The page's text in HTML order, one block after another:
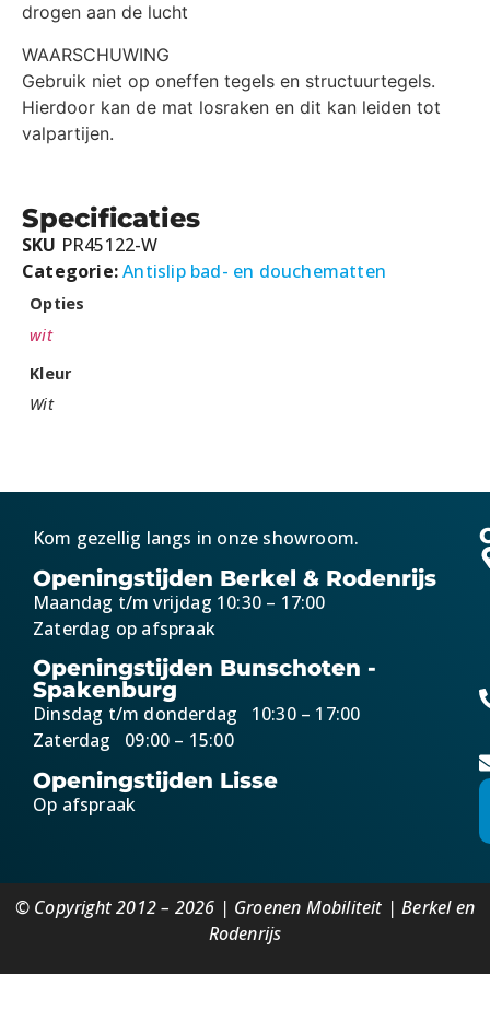
drogen aan de lucht
WAARSCHUWING
Gebruik niet op oneffen tegels en structuurtegels.
Hierdoor kan de mat losraken en dit kan leiden tot
valpartijen.
Specificaties
SKU PR45122-W
Categorie:Antislip bad- en douchematten
Opties
wit
Kleur
Wit
Kom gezellig langs in onze showroom.
Openingstijden Berkel & Rodenrijs
Maandag t/m vrijdag 10:30 – 17:00
Zaterdag op afspraak
Openingstijden Bunschoten -
Spakenburg
Dinsdag t/m donderdag 10:30 – 17:00
Zaterdag 09:00 – 15:00
Openingstijden Lisse
Op afspraak
© Copyright 2012 – 2026 | Groenen Mobiliteit | Berkel en
Rodenrijs